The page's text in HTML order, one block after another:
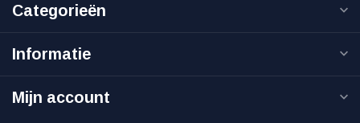
Categorieën
Informatie
Mijn account